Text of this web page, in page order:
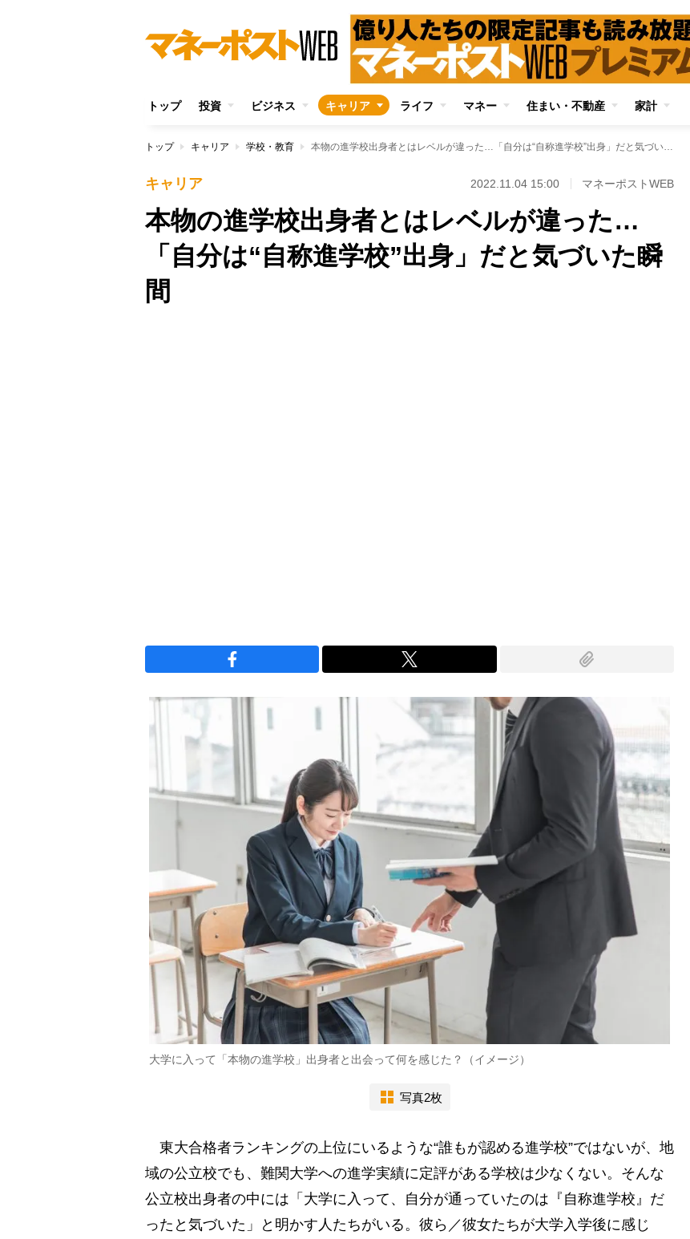
トップ 投資 ビジネス キャリア ライフ マネー 住まい・不動産 家計
トップ キャリア 学校・教育 本物の進学校出身者とはレベルが違った…「自分は“自称進学校”出身」だと気づいた瞬間
キャリア 2022.11.04 15:00 マネーポストWEB
本物の進学校出身者とはレベルが違った…
「自分は“自称進学校”出身」だと気づいた瞬
間
大学に入って「本物の進学校」出身者と出会って何を感じた？（イメージ）
写真2枚
東大合格者ランキングの上位にいるような“誰もが認める進学校”ではないが、地
域の公立校でも、難関大学への進学実績に定評がある学校は少なくない。そんな
公立校出身者の中には「大学に入って、自分が通っていたのは『自称進学校』だ
ったと気づいた」と明かす人たちがいる。彼ら／彼女たちが大学入学後に感じ